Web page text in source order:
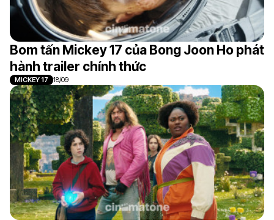
Bom tấn Mickey 17 của Bong Joon Ho phát
hành trailer chính thức
MICKEY 17 18/09